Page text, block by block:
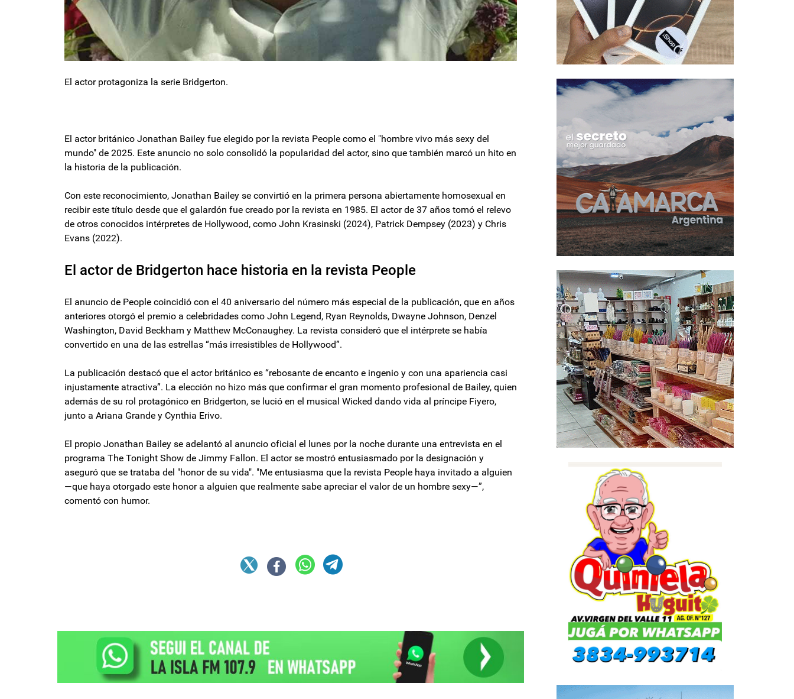
El actor protagoniza la serie Bridgerton.
El actor británico Jonathan Bailey fue elegido por la revista People como el "hombre vivo más sexy del
mundo" de 2025. Este anuncio no solo consolidó la popularidad del actor, sino que también marcó un hito en
la historia de la publicación.
Con este reconocimiento, Jonathan Bailey se convirtió en la primera persona abiertamente homosexual en
recibir este título desde que el galardón fue creado por la revista en 1985. El actor de 37 años tomó el relevo
de otros conocidos intérpretes de Hollywood, como John Krasinski (2024), Patrick Dempsey (2023) y Chris
Evans (2022).
El actor de Bridgerton hace historia en la revista People
El anuncio de People coincidió con el 40 aniversario del número más especial de la publicación, que en años
anteriores otorgó el premio a celebridades como John Legend, Ryan Reynolds, Dwayne Johnson, Denzel
Washington, David Beckham y Matthew McConaughey. La revista consideró que el intérprete se había
convertido en una de las estrellas “más irresistibles de Hollywood”.
La publicación destacó que el actor británico es “rebosante de encanto e ingenio y con una apariencia casi
injustamente atractiva”. La elección no hizo más que confirmar el gran momento profesional de Bailey, quien
además de su rol protagónico en Bridgerton, se lució en el musical Wicked dando vida al príncipe Fiyero,
junto a Ariana Grande y Cynthia Erivo.
El propio Jonathan Bailey se adelantó al anuncio oficial el lunes por la noche durante una entrevista en el
programa The Tonight Show de Jimmy Fallon. El actor se mostró entusiasmado por la designación y
aseguró que se trataba del "honor de su vida". "Me entusiasma que la revista People haya invitado a alguien
—que haya otorgado este honor a alguien que realmente sabe apreciar el valor de un hombre sexy—”,
comentó con humor.